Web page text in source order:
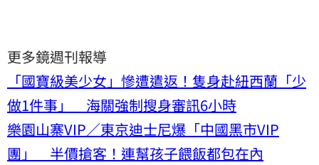
更多鏡週刊報導
「國寶級美少女」慘遭遣返！隻身赴紐西蘭「少
做1件事」 海關強制搜身審訊6小時
樂園山寨VIP／東京迪士尼爆「中國黑市VIP
團」 半價搶客！連幫孩子餵飯都包在內